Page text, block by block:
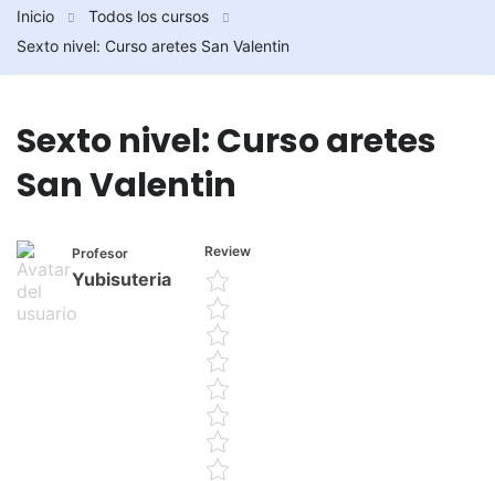
Inicio
Todos los cursos
Sexto nivel: Curso aretes San Valentin
Sexto nivel: Curso aretes
San Valentin
Profesor
Yubisuteria
Review